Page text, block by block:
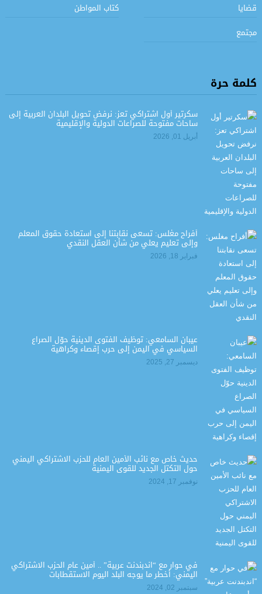
قضايا
كتاب المواطن
مجتمع
كلمة حرة
سكرتير أول اشتراكي تعز: نرفض تحويل البلدان العربية إلى
ساحات مفتوحة للصراعات الدولية والإقليمية
أبريل 01, 2026
أفراح مغلس: تسعى نقابتنا إلى استعادة حقوق المعلم
وإلى تعليم يعلي من شأن العقل النقدي
فبراير 18, 2026
عيبان السامعي: توظيف الفتوى الدينية حوّل الصراع
السياسي في اليمن إلى حرب إقصاء وكراهية
ديسمبر 27, 2025
حديث خاص مع نائب الأمين العام للحزب الاشتراكي اليمني
حول التكتل الجديد للقوى اليمنية
نوفمبر 17, 2024
في حوار مع “اندبندنت عربية” .. أمين عام الحزب الاشتراكي
اليمني: أخطر ما يوجه البلد اليوم الاستقطابات
سبتمبر 02, 2024